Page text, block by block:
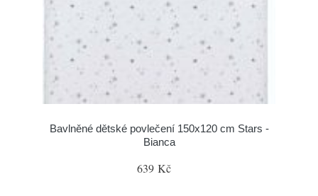
Bavlněné dětské povlečení 150x120 cm Stars -
Bianca
639 Kč